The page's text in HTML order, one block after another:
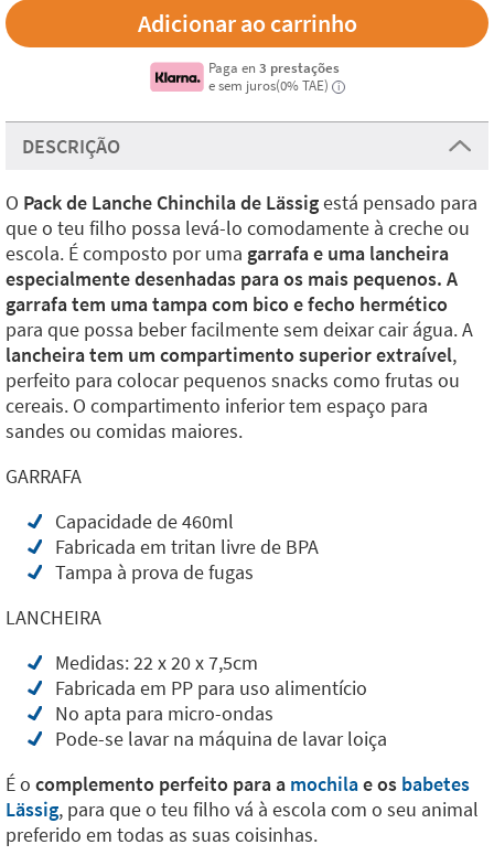
Paga en3 prestações
e sem juros(0% TAE)
i
DESCRIÇÃO
O Pack de Lanche Chinchila de Lässigestá pensado para
que o teu filho possa levá-lo comodamente à creche ou
escola. É composto por uma garrafa e uma lancheira
especialmente desenhadas para os mais pequenos. A
garrafa tem uma tampa com bico e fecho hermético
para que possa beber facilmente sem deixar cair água. A
lancheira tem um compartimento superior extraível,
perfeito para colocar pequenos snacks como frutas ou
cereais. O compartimento inferior tem espaço para
sandes ou comidas maiores.
GARRAFA
Capacidade de 460ml
Fabricada em tritan livre de BPA
Tampa à prova de fugas
LANCHEIRA
Medidas: 22 x 20 x 7,5cm
Fabricada em PP para uso alimentício
No apta para micro-ondas
Pode-se lavar na máquina de lavar loiça
É o complemento perfeito para a mochilae os babetes
Lässig, para que o teu filho vá à escola com o seu animal
preferido em todas as suas coisinhas.